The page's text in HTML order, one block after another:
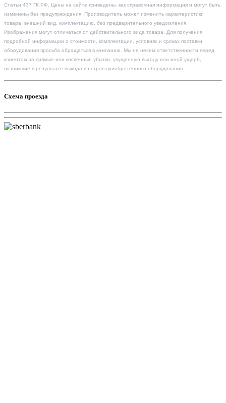
Статьи 437 ГК РФ. Цены на сайте приведены, как справочная информация и могут быть
изменены без предупреждения. Производитель может изменить характеристики
товара, внешний вид, комплектацию, без предварительного уведомления.
Изображения могут отличаться от действительного вида товара. Для получения
подробной информации о стоимости, комплектации, условиях и сроках поставки
оборудования просьба обращаться в компанию. Мы не несем ответственности перед
клиентом за прямые или косвенные убытки, упущенную выгоду или иной ущерб,
возникшие в результате выхода из строя приобретенного оборудования.
Схема проезда